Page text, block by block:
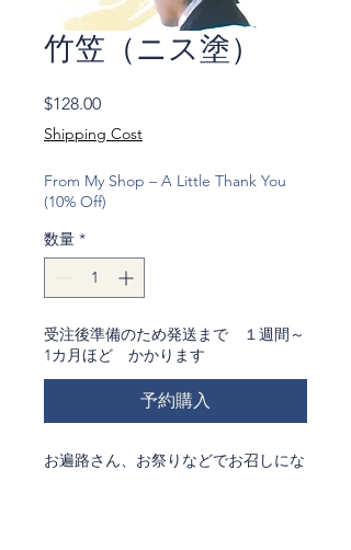
竹笠（ニス塗）
$128.00価
格
Shipping Cost
From My Shop – A Little Thank You
(10% Off)
数量 *
受注後準備のため発送まで １週間～
1カ月ほど かかります
予約購入
お遍路さん、お祭りなどでお召しにな